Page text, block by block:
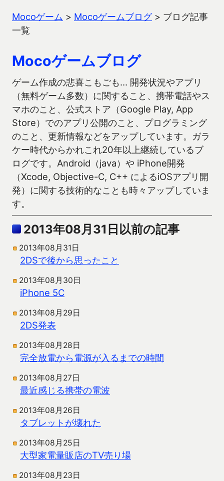
Mocoゲーム > Mocoゲームブログ> ブログ記事
一覧
Mocoゲームブログ
ゲーム作成の悲喜こもごも… 開発状況やアプリ
（無料ゲーム多数）に関すること、携帯電話やス
マホのこと、公式ストア（Google Play, App
Store）でのアプリ公開のこと、プログラミング
のこと、更新情報などをアップしています。ガラ
ケー時代からかれこれ20年以上継続しているブ
ログです。Android（java）や iPhone開発
（Xcode, Objective-C, C++ によるiOSアプリ開
発）に関する技術的なことも時々アップしていま
す。
2013年08月31日以前の記事
2013年08月31日
2DSで後から思ったこと
2013年08月30日
iPhone 5C
2013年08月29日
2DS発表
2013年08月28日
完全放電から電源が入るまでの時間
2013年08月27日
最近感じる携帯の電波
2013年08月26日
タブレットが壊れた
2013年08月25日
大型家電量販店のTV売り場
2013年08月23日